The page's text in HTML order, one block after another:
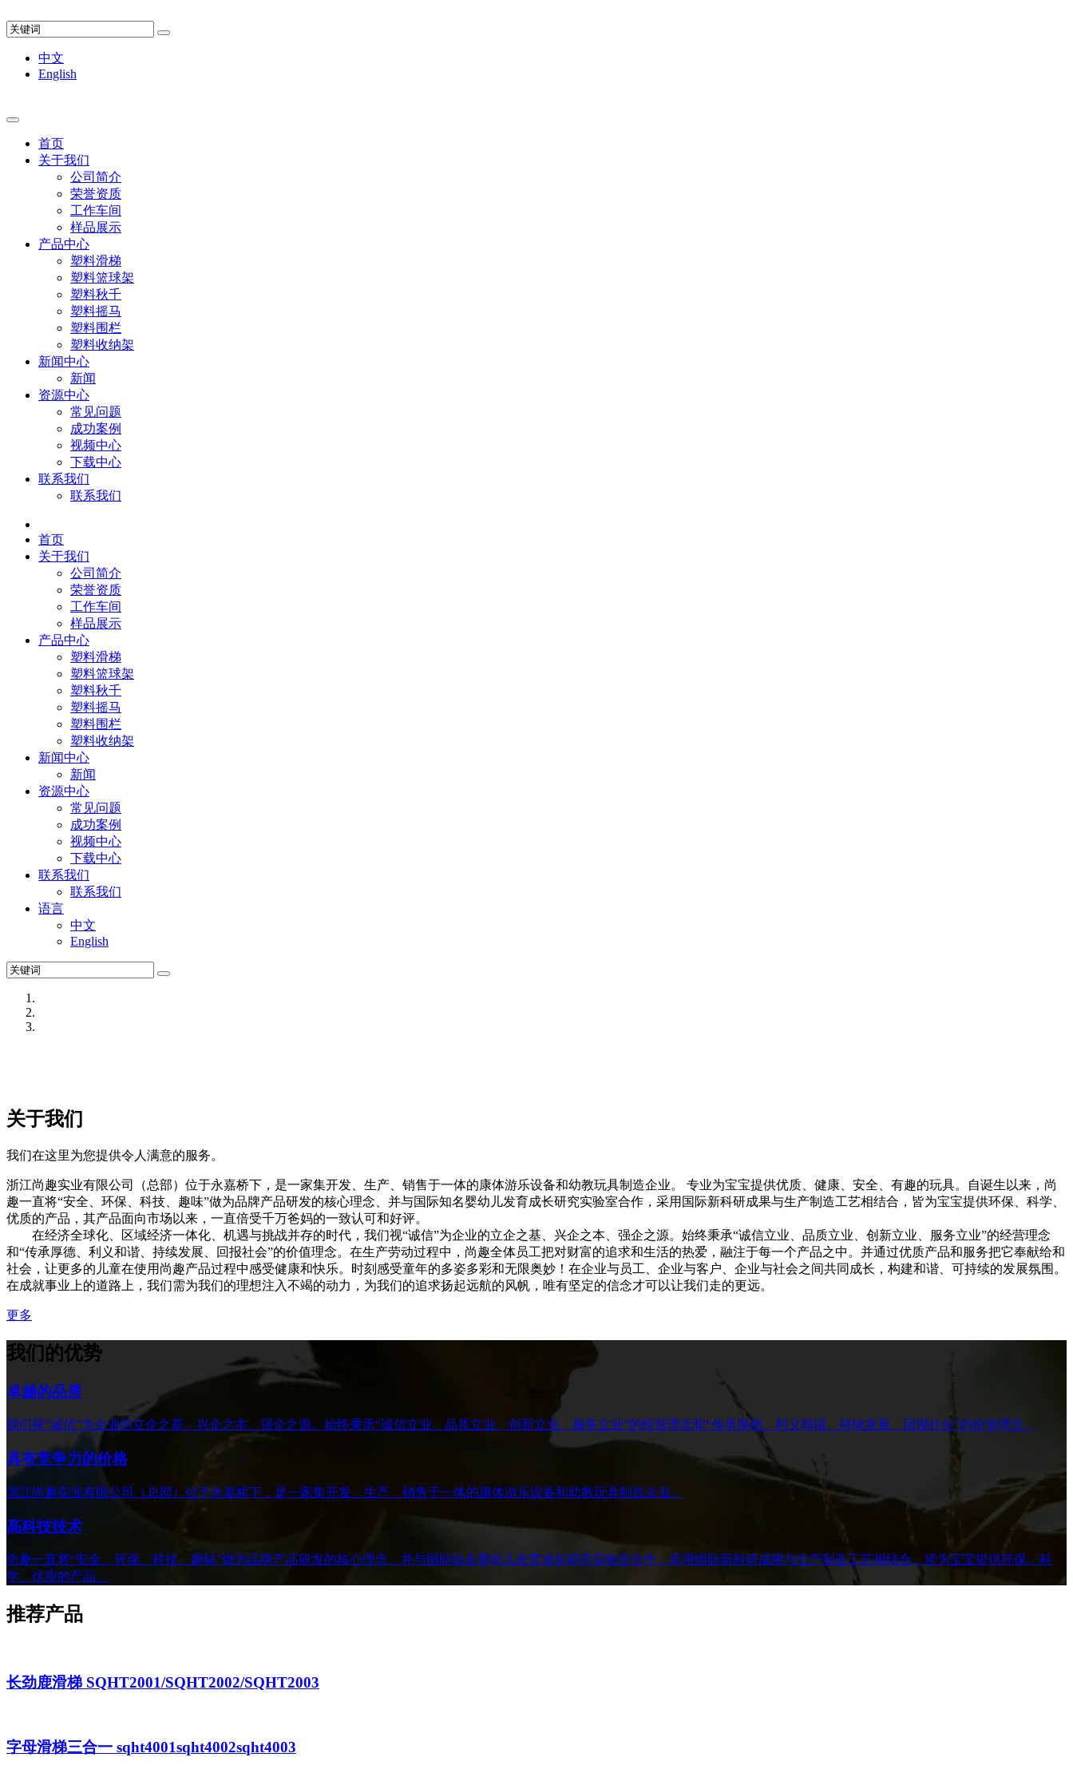
中文
English
首页
关于我们
公司简介
荣誉资质
工作车间
样品展示
产品中心
塑料滑梯
塑料篮球架
塑料秋千
塑料摇马
塑料围栏
塑料收纳架
新闻中心
新闻
资源中心
常见问题
成功案例
视频中心
下载中心
联系我们
联系我们
首页
关于我们
公司简介
荣誉资质
工作车间
样品展示
产品中心
塑料滑梯
塑料篮球架
塑料秋千
塑料摇马
塑料围栏
塑料收纳架
新闻中心
新闻
资源中心
常见问题
成功案例
视频中心
下载中心
联系我们
联系我们
语言
中文
English
关于我们
我们在这里为您提供令人满意的服务。
浙江尚趣实业有限公司（总部）位于永嘉桥下，是一家集开发、生产、销售于一体的康体游乐设备和幼教玩具制造企业。 专业为宝宝提供优质、健康、安全、有趣的玩具。自诞生以来，尚
趣一直将“安全、环保、科技、趣味”做为品牌产品研发的核心理念、并与国际知名婴幼儿发育成长研究实验室合作，采用国际新科研成果与生产制造工艺相结合，皆为宝宝提供环保、科学、
优质的产品，其产品面向市场以来，一直倍受千万爸妈的一致认可和好评。
在经济全球化、区域经济一体化、机遇与挑战并存的时代，我们视“诚信”为企业的立企之基、兴企之本、强企之源。始终秉承“诚信立业、品质立业、创新立业、服务立业”的经营理念
和“传承厚德、利义和谐、持续发展、回报社会”的价值理念。在生产劳动过程中，尚趣全体员工把对财富的追求和生活的热爱，融注于每一个产品之中。并通过优质产品和服务把它奉献给和
社会，让更多的儿童在使用尚趣产品过程中感受健康和快乐。时刻感受童年的多姿多彩和无限奥妙！在企业与员工、企业与客户、企业与社会之间共同成长，构建和谐、可持续的发展氛围。
在成就事业上的道路上，我们需为我们的理想注入不竭的动力，为我们的追求扬起远航的风帆，唯有坚定的信念才可以让我们走的更远。
更多
我们的优势
卓越的品质
我们视“诚信”为企业的立企之基、兴企之本、强企之源。始终秉承“诚信立业、品质立业、创新立业、服务立业”的经营理念和“传承厚德、利义和谐、持续发展、回报社会”的价值理念。
具有竞争力的价格
浙江尚趣实业有限公司（总部）位于永嘉桥下，是一家集开发、生产、销售于一体的康体游乐设备和幼教玩具制造企业。
高科技技术
尚趣一直将“安全、环保、科技、趣味”做为品牌产品研发的核心理念、并与国际知名婴幼儿发育成长研究实验室合作，采用国际新科研成果与生产制造工艺相结合，皆为宝宝提供环保、科
学、优质的产品。
推荐产品
长劲鹿滑梯 SQHT2001/SQHT2002/SQHT2003
字母滑梯三合一 sqht4001sqht4002sqht4003